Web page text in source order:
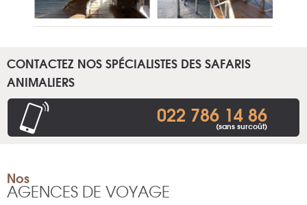
CONTACTEZ NOS SPÉCIALISTES DES SAFARIS
ANIMALIERS
022 786 14 86
(sans surcoût)
Nos
AGENCES DE VOYAGE